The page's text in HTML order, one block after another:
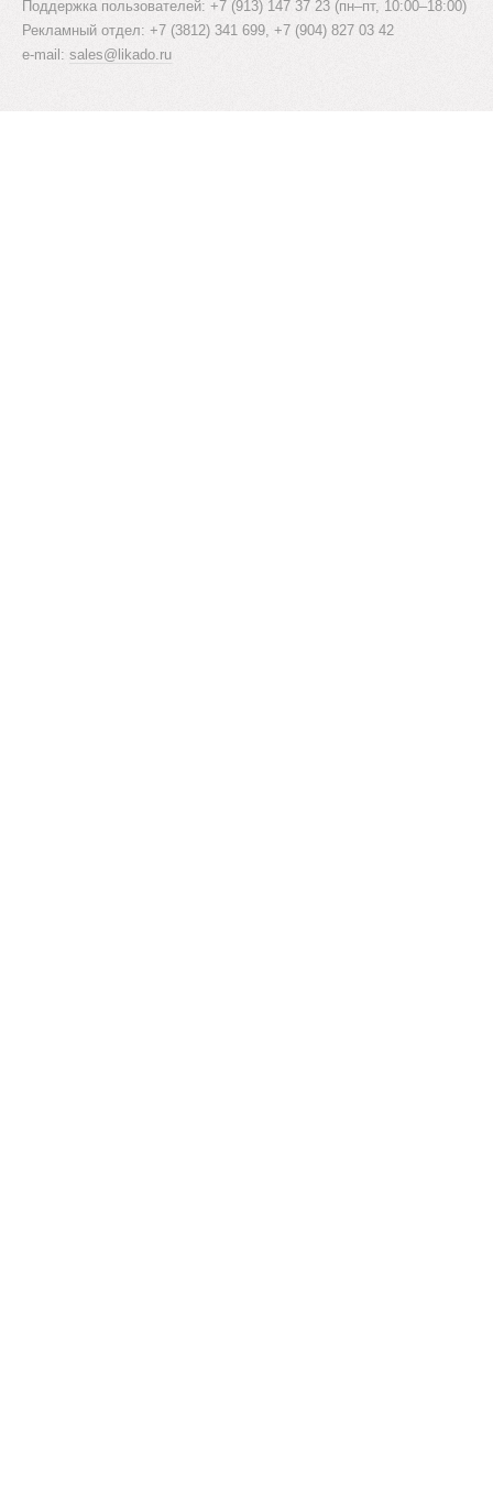
Поддержка пользователей: +7 (913) 147 37 23 (пн–пт, 10:00–18:00)
Рекламный отдел: +7 (3812) 341 699, +7 (904) 827 03 42
e-mail: sales@likado.ru